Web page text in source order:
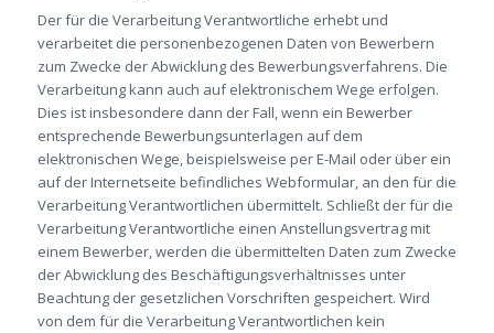
Der für die Verarbeitung Verantwortliche erhebt und
verarbeitet die personenbezogenen Daten von Bewerbern
zum Zwecke der Abwicklung des Bewerbungsverfahrens. Die
Verarbeitung kann auch auf elektronischem Wege erfolgen.
Dies ist insbesondere dann der Fall, wenn ein Bewerber
entsprechende Bewerbungsunterlagen auf dem
elektronischen Wege, beispielsweise per E-Mail oder über ein
auf der Internetseite befindliches Webformular, an den für die
Verarbeitung Verantwortlichen übermittelt. Schließt der für die
Verarbeitung Verantwortliche einen Anstellungsvertrag mit
einem Bewerber, werden die übermittelten Daten zum Zwecke
der Abwicklung des Beschäftigungsverhältnisses unter
Beachtung der gesetzlichen Vorschriften gespeichert. Wird
von dem für die Verarbeitung Verantwortlichen kein